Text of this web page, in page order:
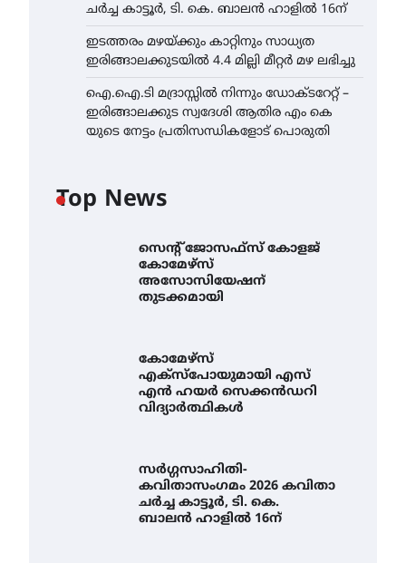
ചർച്ച കാട്ടൂർ, ടി. കെ. ബാലൻ ഹാളിൽ 16ന്
ഇടത്തരം മഴയ്ക്കും കാറ്റിനും സാധ്യത
ഇരിങ്ങാലക്കുടയിൽ 4.4 മില്ലി മീറ്റർ മഴ ലഭിച്ചു
ഐ.ഐ.ടി മദ്രാസ്സിൽ നിന്നും ഡോക്ടറേറ്റ് –
ഇരിങ്ങാലക്കുട സ്വദേശി ആതിര എം കെ
യുടെ നേട്ടം പ്രതിസന്ധികളോട് പൊരുതി
Top News
സെന്റ് ജോസഫ്സ് കോളജ്
കോമേഴ്‌സ്
അസോസിയേഷന്
തുടക്കമായി
കോമേഴ്സ്
എക്സ്പോയുമായി എസ്
എൻ ഹയർ സെക്കൻഡറി
വിദ്യാർത്ഥികൾ
സർഗ്ഗസാഹിതി-
കവിതാസംഗമം 2026 കവിതാ
ചർച്ച കാട്ടൂർ, ടി. കെ.
ബാലൻ ഹാളിൽ 16ന്